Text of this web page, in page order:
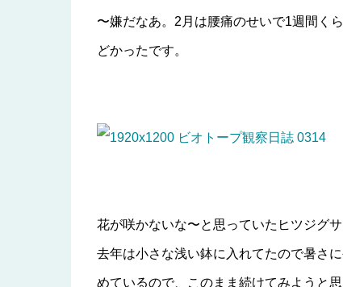
〜嫌だなあ。2月は腰痛のせいで1週間く
どかったです。
花が咲かないな〜と思っていたヒツジグ
去年は小さな浅い鉢に入れてたので暑さ
めているので、このまま続けてみようと思